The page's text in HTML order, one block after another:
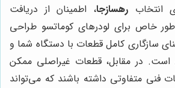
انتخاب رهسازجا، اطمینان از دریافت
خاص برای لودرهای کوماتسو طراحی
سازگاری کامل قطعات با دستگاه شما و
است. در مقابل، قطعات غیراصلی ممکن
فنی متفاوتی داشته باشند که می‌تواند